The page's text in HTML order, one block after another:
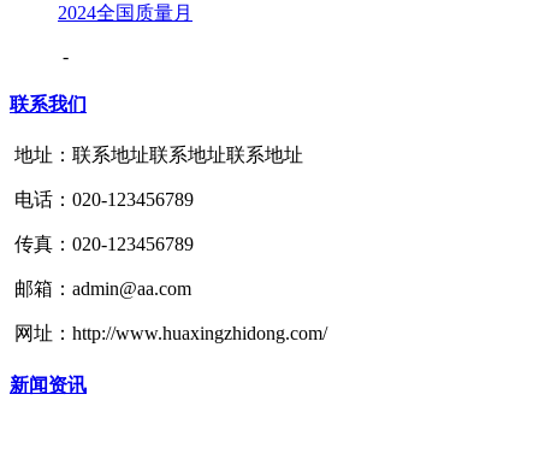
2024全国质量月
-
联系我们
地址：联系地址联系地址联系地址
电话：020-123456789
传真：020-123456789
邮箱：admin@aa.com
网址：http://www.huaxingzhidong.com/
新闻资讯